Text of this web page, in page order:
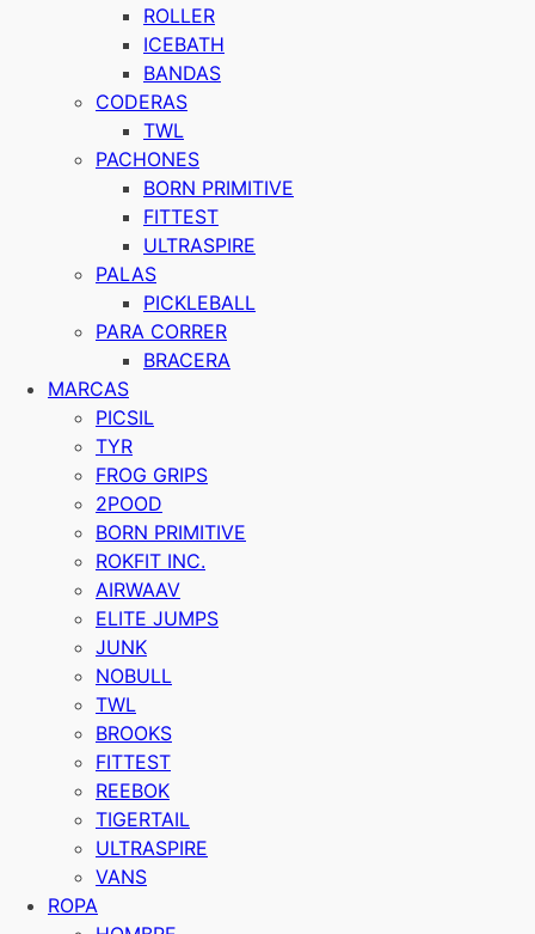
ROLLER
ICEBATH
BANDAS
CODERAS
TWL
PACHONES
BORN PRIMITIVE
FITTEST
ULTRASPIRE
PALAS
PICKLEBALL
PARA CORRER
BRACERA
MARCAS
PICSIL
TYR
FROG GRIPS
2POOD
BORN PRIMITIVE
ROKFIT INC.
AIRWAAV
ELITE JUMPS
JUNK
NOBULL
TWL
BROOKS
FITTEST
REEBOK
TIGERTAIL
ULTRASPIRE
VANS
ROPA